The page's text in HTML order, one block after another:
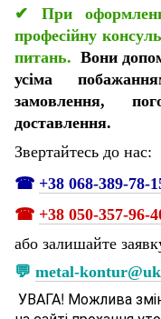
✔ При
професійну
питань. Вони
усіма
замовлення,
доставлення.
Звертайтесь до нас:
☎ +38 068-389-78-
☎ +38 050-357-96-
або залишайте
💬 metal-
УВАГА! Можлива